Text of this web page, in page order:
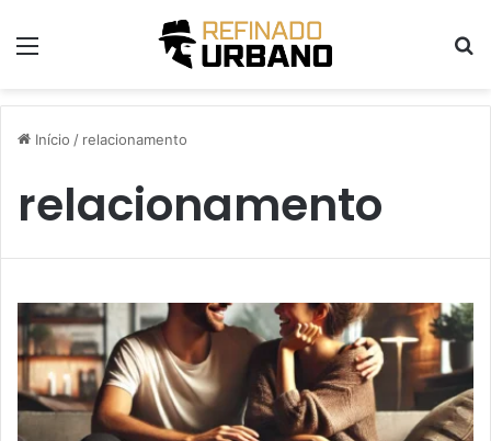
Início / relacionamento
relacionamento